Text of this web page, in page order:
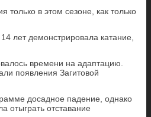
только в этом сезоне, как только
лет демонстрировала катание,
времени на адаптацию.
появления Загитовой
досадное падение, однако
отыграть отставание